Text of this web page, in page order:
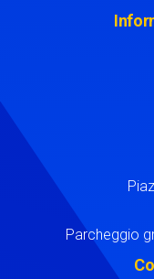
Parcheggio